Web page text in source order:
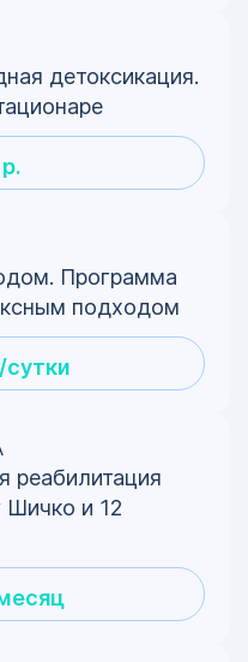
детоксикация.
Программа
подходом
реабилитация
Шичко и 12